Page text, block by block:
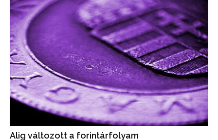
Alig változott a forintárfolyam